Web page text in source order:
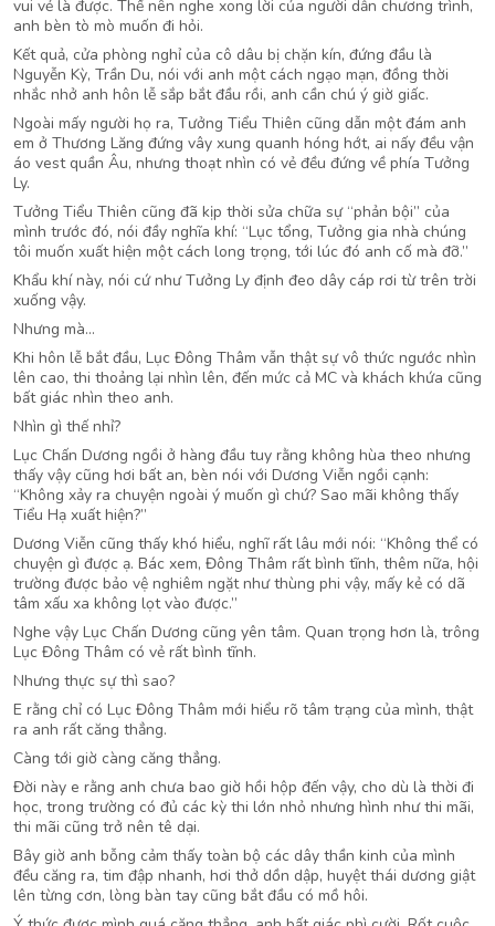
vui vẻ là được. Thế nên nghe xong lời của người dẫn chương trình,
anh bèn tò mò muốn đi hỏi.
Kết quả, cửa phòng nghỉ của cô dâu bị chặn kín, đứng đầu là
Nguyễn Kỳ, Trần Du, nói với anh một cách ngạo mạn, đồng thời
nhắc nhở anh hôn lễ sắp bắt đầu rồi, anh cần chú ý giờ giấc.
Ngoài mấy người họ ra, Tưởng Tiểu Thiên cũng dẫn một đám anh
em ở Thương Lăng đứng vây xung quanh hóng hớt, ai nấy đều vận
áo vest quần Âu, nhưng thoạt nhìn có vẻ đều đứng về phía Tưởng
Ly.
Tưởng Tiểu Thiên cũng đã kịp thời sửa chữa sự “phản bội” của
mình trước đó, nói đầy nghĩa khí: “Lục tổng, Tưởng gia nhà chúng
tôi muốn xuất hiện một cách long trọng, tới lúc đó anh cố mà đỡ.”
Khẩu khí này, nói cứ như Tưởng Ly định đeo dây cáp rơi từ trên trời
xuống vậy.
Nhưng mà…
Khi hôn lễ bắt đầu, Lục Đông Thâm vẫn thật sự vô thức ngước nhìn
lên cao, thi thoảng lại nhìn lên, đến mức cả MC và khách khứa cũng
bất giác nhìn theo anh.
Nhìn gì thế nhỉ?
Lục Chấn Dương ngồi ở hàng đầu tuy rằng không hùa theo nhưng
thấy vậy cũng hơi bất an, bèn nói với Dương Viễn ngồi cạnh:
“Không xảy ra chuyện ngoài ý muốn gì chứ? Sao mãi không thấy
Tiểu Hạ xuất hiện?”
Dương Viễn cũng thấy khó hiểu, nghĩ rất lâu mới nói: “Không thể có
chuyện gì được ạ. Bác xem, Đông Thâm rất bình tĩnh, thêm nữa, hội
trường được bảo vệ nghiêm ngặt như thùng phi vậy, mấy kẻ có dã
tâm xấu xa không lọt vào được.”
Nghe vậy Lục Chấn Dương cũng yên tâm. Quan trọng hơn là, trông
Lục Đông Thâm có vẻ rất bình tĩnh.
Nhưng thực sự thì sao?
E rằng chỉ có Lục Đông Thâm mới hiểu rõ tâm trạng của mình, thật
ra anh rất căng thẳng.
Càng tới giờ càng căng thẳng.
Đời này e rằng anh chưa bao giờ hồi hộp đến vậy, cho dù là thời đi
học, trong trường có đủ các kỳ thi lớn nhỏ nhưng hình như thi mãi,
thi mãi cũng trở nên tê dại.
Bây giờ anh bỗng cảm thấy toàn bộ các dây thần kinh của mình
đều căng ra, tim đập nhanh, hơi thở dồn dập, huyệt thái dương giật
lên từng cơn, lòng bàn tay cũng bắt đầu có mồ hôi.